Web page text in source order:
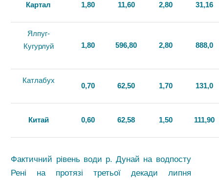
Картал 1,80 11,60 2,80 31,16
Ялпуг-
Кугурлуй
1,80 596,80 2,80 888,0
Катлабух
0,70 62,50 1,70 131,0
Китай 0,60 62,58 1,50 111,90
Фактичний рівень води р. Дунай на водпосту
Рені на протязі третьої декади липня